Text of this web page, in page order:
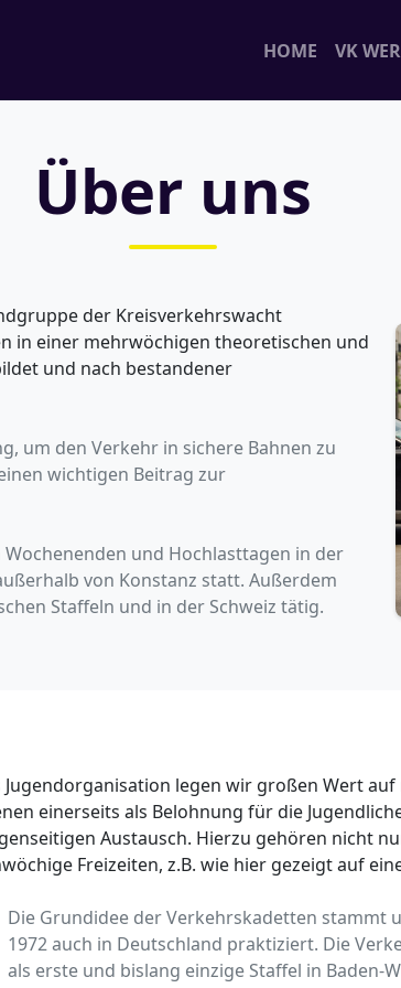
HOME VK
Über uns
der Kreisverkehrswacht
in einer mehrwöchigen theoretischen und
und nach bestandener
um den Verkehr in sichere Bahnen zu
wichtigen Beitrag zur
und Hochlasttagen in der
von Konstanz statt. Außerdem
Staffeln und in der Schweiz tätig.
Jugendorganisation legen wir großen Wert
einerseits als Belohnung für die
Austausch. Hierzu gehören nicht
Freizeiten, z.B. wie hier gezeigt auf
Die Grundidee der Verkehrskadetten stammt
1972 auch in Deutschland praktiziert. Die
als erste und bislang einzige Staffel in